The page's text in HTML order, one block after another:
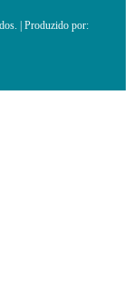
| Produzido por: